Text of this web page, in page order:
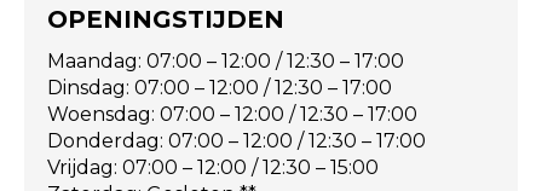
OPENINGSTIJDEN
Maandag: 07:00 – 12:00 / 12:30 – 17:00
Dinsdag: 07:00 – 12:00 / 12:30 – 17:00
Woensdag: 07:00 – 12:00 / 12:30 – 17:00
Donderdag: 07:00 – 12:00 / 12:30 – 17:00
Vrijdag: 07:00 – 12:00 / 12:30 – 15:00